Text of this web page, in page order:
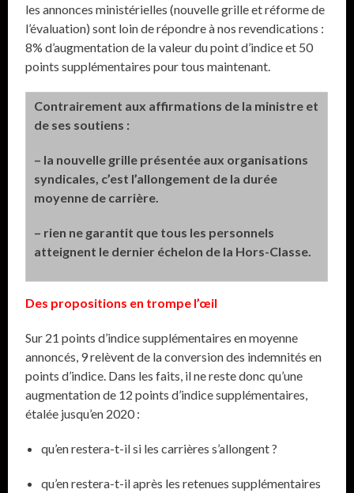
les annonces ministérielles (nouvelle grille et réforme de
l’évaluation) sont loin de répondre à nos revendications :
8% d’augmentation de la valeur du point d’indice et 50
points supplémentaires pour tous maintenant.
Contrairement aux affirmations de la ministre et
de ses soutiens :
– la nouvelle grille présentée aux organisations
syndicales, c’est l’allongement de la durée
moyenne de carrière.
– rien ne garantit que tous les personnels
atteignent le dernier échelon de la Hors-Classe.
Des propositions en trompe l’œil
Sur 21 points d’indice supplémentaires en moyenne
annoncés, 9 relèvent de la conversion des indemnités en
points d’indice. Dans les faits, il ne reste donc qu’une
augmentation de 12 points d’indice supplémentaires,
étalée jusqu’en 2020 :
qu’en restera-t-il si les carrières s’allongent ?
qu’en restera-t-il après les retenues supplémentaires